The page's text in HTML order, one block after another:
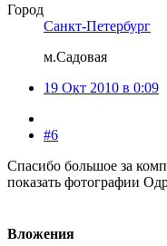
Город
Санкт-Петербург
м.Садовая
19 Окт 2010 в 0:09
#6
Спасибо большое за
показать фотографии
Вложения